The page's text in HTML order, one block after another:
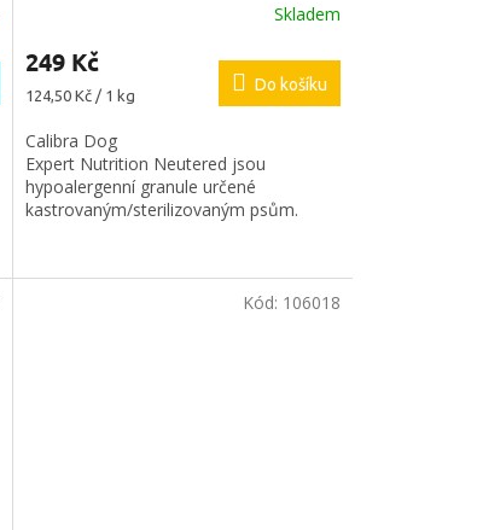
Skladem
249 Kč
Měrná
124,50 Kč / 1 kg
Do košíku
Calibra Dog
Expert Nutrition Neutered jsou
hypoalergenní granule určené
kastrovaným/sterilizovaným psům.
Kód: 106018